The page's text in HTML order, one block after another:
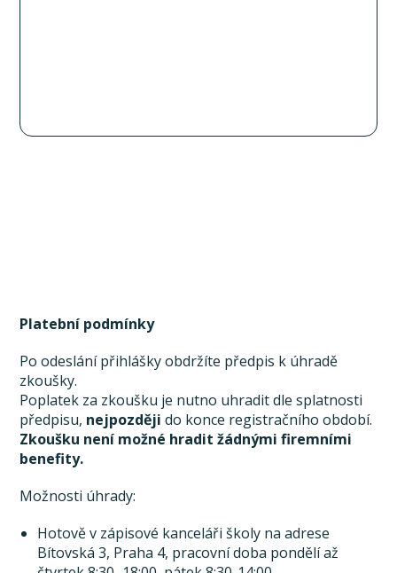
Platební podmínky
Po odeslání přihlášky obdržíte předpis k úhradě
zkoušky.
Poplatek za zkoušku je nutno uhradit dle splatnosti
předpisu, nejpozději do konce registračního období.
Zkoušku není možné hradit žádnými firemními
benefity.
Možnosti úhrady:
Hotově v zápisové kanceláři školy na adrese
Bítovská 3, Praha 4, pracovní doba pondělí až